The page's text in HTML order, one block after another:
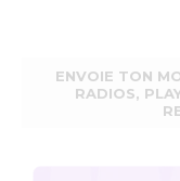
ENVOIE TON
RADIOS,